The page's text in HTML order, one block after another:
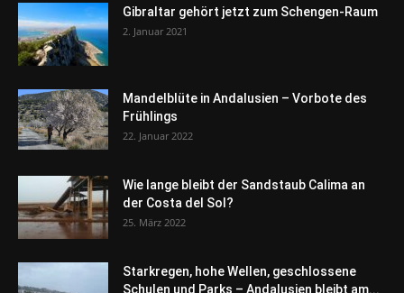
Gibraltar gehört jetzt zum Schengen-Raum
2. Januar 2021
Mandelblüte in Andalusien – Vorbote des
Frühlings
22. Januar 2022
Wie lange bleibt der Sandstaub Calima an
der Costa del Sol?
25. März 2022
Starkregen, hohe Wellen, geschlossene
Schulen und Parks – Andalusien bleibt am...